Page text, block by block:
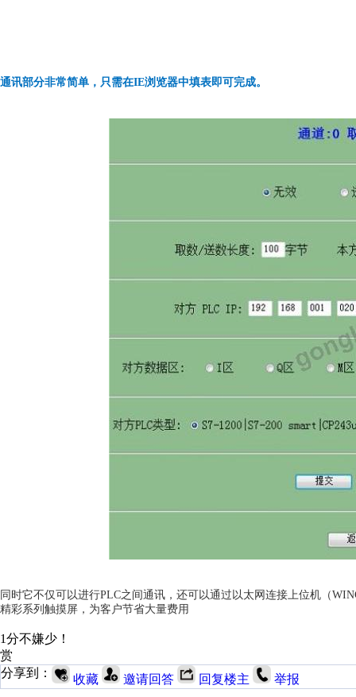
通讯部分非常简单，只需在IE浏览器中填表即可完成。
同时它不仅可以进行PLC之间通讯，还可以通过以太网连接上位机（
精彩系列触摸屏，为客户节省大量费用
1分不嫌少！
赏
分享到：
收藏 邀请回答 回复楼主 举报